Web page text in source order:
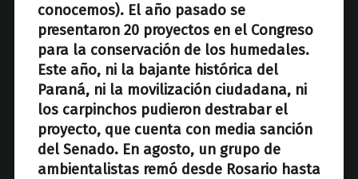
conocemos). El año pasado se
presentaron 20 proyectos en el Congreso
para la conservación de los humedales.
Este año, ni la bajante histórica del
Paraná, ni la movilización ciudadana, ni
los carpinchos pudieron destrabar el
proyecto, que cuenta con media sanción
del Senado. En agosto, un grupo de
ambientalistas remó desde Rosario hasta